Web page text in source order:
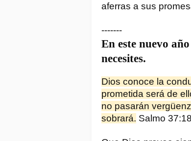
aferras a sus
-------
En este nuevo
necesites.
Dios conoce la
prometida será de
no pasarán
sobrará. Salmo